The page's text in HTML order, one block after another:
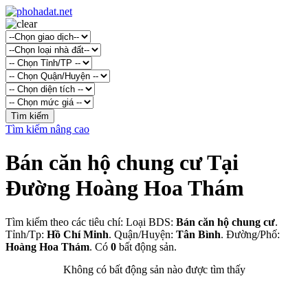
Tìm kiếm nâng cao
Bán căn hộ chung cư Tại
Đường Hoàng Hoa Thám
Tìm kiếm theo các tiêu chí: Loại BDS: Bán căn hộ chung cư.
Tỉnh/Tp: Hồ Chí Minh. Quận/Huyện: Tân Bình. Đường/Phố:
Hoàng Hoa Thám. Có 0 bất động sản.
Không có bất động sản nào được tìm thấy